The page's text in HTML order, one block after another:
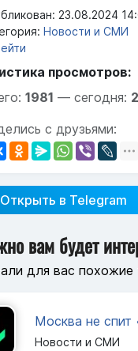
23.08.2024
Новости и СМИ
просмотров:
1981 — сегодня: 2
с друзьями:
Открыть в Telegram
вам будет
для вас похожие
Москва не
Новости и СМИ